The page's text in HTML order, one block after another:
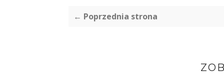
← Poprzednia strona